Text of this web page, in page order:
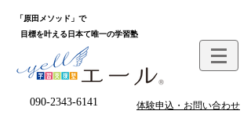
「原田メソッド」で
目標を叶える日本て唯一の学習塾
090-2343-6141 体験申込・お問い合わせ